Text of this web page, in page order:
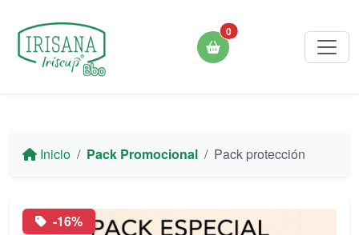
0
Inicio Pack Promocional Pack protección
-16%